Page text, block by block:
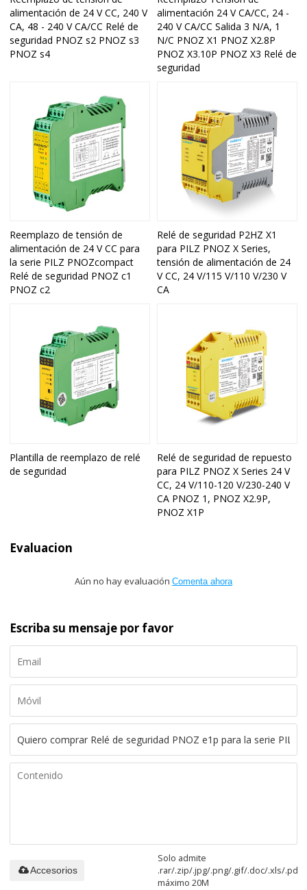
alimentación de 24 V CC, 240 V
CA, 48 - 240 V CA/CC Relé de
seguridad PNOZ s2 PNOZ s3
PNOZ s4
alimentación 24 V CA/CC, 24 -
240 V CA/CC Salida 3 N/A, 1
N/C PNOZ X1 PNOZ X2.8P
PNOZ X3.10P PNOZ X3 Relé de
seguridad
Reemplazo de tensión de
alimentación de 24 V CC para
la serie PILZ PNOZcompact
Relé de seguridad PNOZ c1
PNOZ c2
Relé de seguridad P2HZ X1
para PILZ PNOZ X Series,
tensión de alimentación de 24
V CC, 24 V/115 V/110 V/230 V
CA
Plantilla de reemplazo de relé
de seguridad
Relé de seguridad de repuesto
para PILZ PNOZ X Series 24 V
CC, 24 V/110-120 V/230-240 V
CA PNOZ 1, PNOZ X2.9P,
PNOZ X1P
Evaluacion
Aún no hay evaluación Comenta ahora
Escriba su mensaje por favor
Solo admite
.rar/.zip/.jpg/.png/.gif/.doc/.xls/.pdf,
máximo 20M
Accesorios